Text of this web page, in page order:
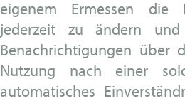
eigenem Ermessen die
jederzeit zu ändern
Benachrichtigungen über
Nutzung nach einer
automatisches